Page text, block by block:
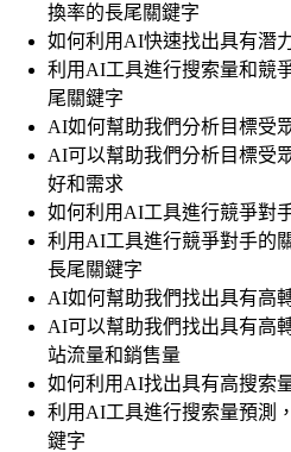
換率的長尾關鍵字
如何利用AI快速找出具有潛
利用AI工具進行搜索量和競
尾關鍵字
AI如何幫助我們分析目標受
AI可以幫助我們分析目標受
好和需求
如何利用AI工具進行競爭對
利用AI工具進行競爭對手的
長尾關鍵字
AI如何幫助我們找出具有高
AI可以幫助我們找出具有高
站流量和銷售量
如何利用AI找出具有高搜索
利用AI工具進行搜索量預測
鍵字